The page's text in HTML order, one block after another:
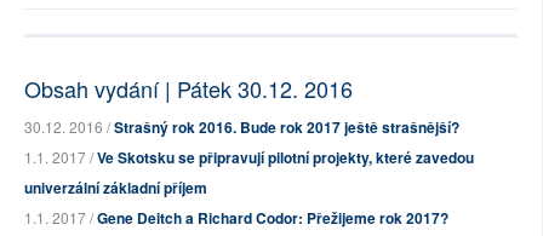
Obsah vydání | Pátek 30.12. 2016
30.12. 2016 /Strašný rok 2016. Bude rok 2017 ještě strašnější?
1.1. 2017 /Ve Skotsku se připravují pilotní projekty, které zavedou
univerzální základní příjem
1.1. 2017 /Gene Deitch a Richard Codor: Přežijeme rok 2017?